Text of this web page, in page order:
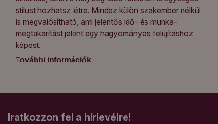
stílust hozhatsz létre. Mindez külön szakember nélkül
is megvalósítható, ami jelentős idő- és munka-
megtakarítást jelent egy hagyományos felújításhoz
képest.
További információk
Iratkozzon fel a hírlevélre!